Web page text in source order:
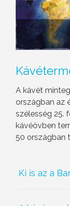
A kávét
országban az
szélesség 25.
kávéövben
50 országban
Ki is az a